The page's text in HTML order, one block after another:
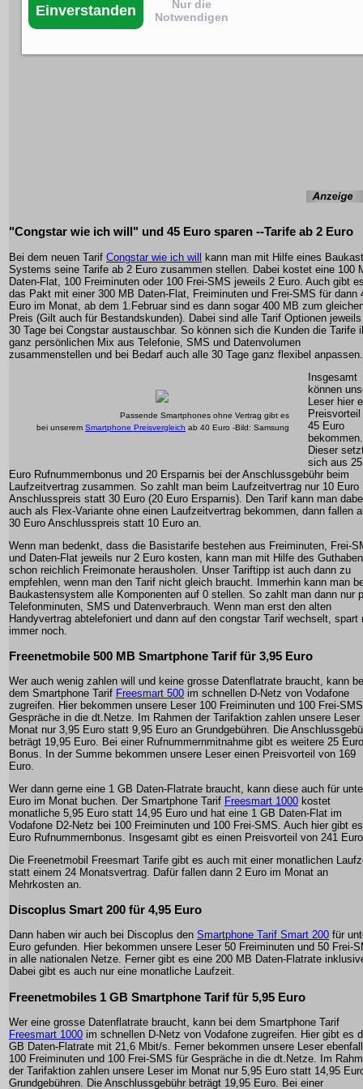
"Congstar wie ich will" und 45 Euro sparen --Tarife ab 2 Euro
Bei dem neuen Tarif Congstar wie ich will kann man mit Hilfe eines
Systems seine Tarife ab 2 Euro zusammen stellen. Dabei kostet eine 100
Daten-Flat, 100 Freiminuten oder 100 Frei-SMS jeweils 2 Euro. Auch gibt
das Pakt mit einer 300 MB Daten-Flat, Freiminuten und Frei-SMS für dann
Euro im Monat, ab dem 1.Februar sind es dann sogar 400 MB zum
Preis (Gilt auch für Bestandskunden). Dabei sind alle Tarif Optionen
30 Tage bei Congstar austauschbar. So können sich die Kunden die Tarife
ganz persönlichen Mix aus Telefonie, SMS und Datenvolumen
zusammenstellen und bei Bedarf auch alle 30 Tage ganz flexibel anpassen.
Passende Smartphones ohne Vertrag gibt es
bei unserem Smartphone Preisvergleich ab 40 Euro -Bild: Samsung
Insgesamt
können
Leser hier
45 Euro
bekommen.
Dieser
sich aus 25
Euro Rufnummernbonus und 20 Ersparnis bei der Anschlussgebühr beim
Laufzeitvertrag zusammen. So zahlt man beim Laufzeitvertrag nur 10 Euro
Anschlusspreis statt 30 Euro (20 Euro Ersparnis). Den Tarif kann man
auch als Flex-Variante ohne einen Laufzeitvertrag bekommen, dann fallen
30 Euro Anschlusspreis statt 10 Euro an.
Wenn man bedenkt, dass die Basistarife bestehen aus Freiminuten, Frei-
und Daten-Flat jeweils nur 2 Euro kosten, kann man mit Hilfe des
schon reichlich Freimonate herausholen. Unser Tariftipp ist auch dann zu
empfehlen, wenn man den Tarif nicht gleich braucht. Immerhin kann man
Baukastensystem alle Komponenten auf 0 stellen. So zahlt man dann nur
Telefonminuten, SMS und Datenverbrauch. Wenn man erst den alten
Handyvertrag abtelefoniert und dann auf den congstar Tarif wechselt, spart
immer noch.
Freenetmobile 500 MB Smartphone Tarif für 3,95 Euro
Wer auch wenig zahlen will und keine grosse Datenflatrate braucht, kann
dem Smartphone Tarif Freesmart 500 im schnellen D-Netz von Vodafone
zugreifen. Hier bekommen unsere Leser 100 Freiminuten und 100 Frei-
Gespräche in die dt.Netze. Im Rahmen der Tarifaktion zahlen unsere Leser
Monat nur 3,95 Euro statt 9,95 Euro an Grundgebühren. Die
beträgt 19,95 Euro. Bei einer Rufnummernmitnahme gibt es weitere 25 Euro
Bonus. In der Summe bekommen unsere Leser einen Preisvorteil von 169
Euro.
Wer dann gerne eine 1 GB Daten-Flatrate braucht, kann diese auch für
Euro im Monat buchen. Der Smartphone Tarif Freesmart 1000 kostet
monatliche 5,95 Euro statt 14,95 Euro und hat eine 1 GB Daten-Flat im
Vodafone D2-Netz bei 100 Freiminuten und 100 Frei-SMS. Auch hier gibt
Euro Rufnummernbonus. Insgesamt gibt es einen Preisvorteil von 241
Die Freenetmobil Freesmart Tarife gibt es auch mit einer monatlichen
statt einem 24 Monatsvertrag. Dafür fallen dann 2 Euro im Monat an
Mehrkosten an.
Discoplus Smart 200 für 4,95 Euro
Dann haben wir auch bei Discoplus den Smartphone Tarif Smart 200 für
Euro gefunden. Hier bekommen unsere Leser 50 Freiminuten und 50 Frei-
in alle nationalen Netze. Ferner gibt es eine 200 MB Daten-Flatrate
Dabei gibt es auch nur eine monatliche Laufzeit.
Freenetmobiles 1 GB Smartphone Tarif für 5,95 Euro
Wer eine grosse Datenflatrate braucht, kann bei dem Smartphone Tarif
Freesmart 1000 im schnellen D-Netz von Vodafone zugreifen. Hier gibt es
GB Daten-Flatrate mit 21,6 Mbit/s. Ferner bekommen unsere Leser
100 Freiminuten und 100 Frei-SMS für Gespräche in die dt.Netze. Im
der Tarifaktion zahlen unsere Leser im Monat nur 5,95 Euro statt 14,95
Grundgebühren. Die Anschlussgebühr beträgt 19,95 Euro. Bei einer
Einverstanden
Nur die
Notwendigen